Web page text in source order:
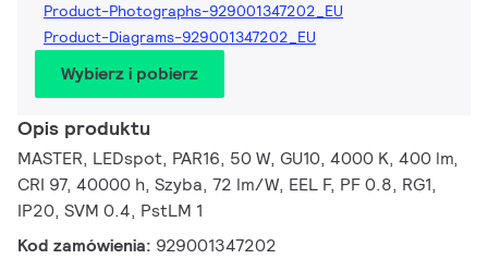
Product-Photographs-929001347202_EU
Product-Diagrams-929001347202_EU
Wybierz i pobierz
Opis produktu
MASTER, LEDspot, PAR16, 50 W, GU10, 4000 K, 400 lm,
CRI 97, 40000 h, Szyba, 72 lm/W, EEL F, PF 0.8, RG1,
IP20, SVM 0.4, PstLM 1
Kod zamówienia: 929001347202